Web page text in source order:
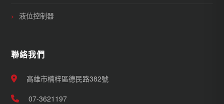
液位控制器
聯絡我們
高雄市楠梓區德民路382號
07-3621197